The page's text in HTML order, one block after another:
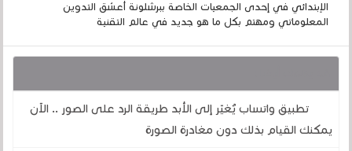
الإبتدائي في إحدى الجمعيات الخاصة ببرشلونة أعشق التدوين
المعلوماتي ومهتم بكل ما هو جديد في عالم التقنية
تطبيق واتساب يُغيّر إلى الأبد طريقة الرد على الصور .. الآن
يمكنك القيام بذلك دون مغادرة الصورة